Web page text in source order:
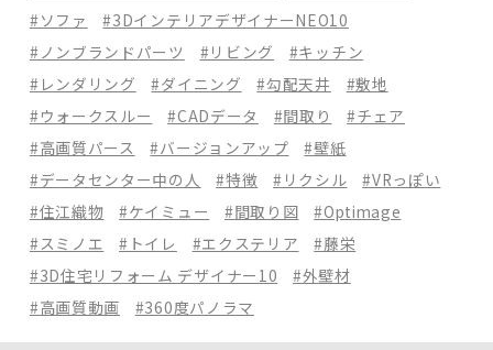
#ソファ
#3DインテリアデザイナーNEO10
#ノンブランドパーツ
#リビング
#キッチン
#レンダリング
#ダイニング #勾配天井
#敷地
#ウォークスルー
#CADデータ #間取り
#チェア
#高画質パース
#バージョンアップ
#壁紙
#データセンター中の人
#特徴 #リクシル
#VRっぽい
#住江織物
#ケイミュー #間取り図
#Optimage
#スミノエ
#トイレ #エクステリア
#藤栄
#3D住宅リフォーム デザイナー10
#外壁材
#高画質動画
#360度パノラマ